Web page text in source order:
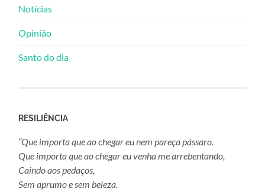
Notícias
Opinião
Santo do dia
RESILIÊNCIA
“Que importa que ao chegar eu nem pareça pássaro.
Que importa que ao chegar eu venha me arrebentando,
Caindo aos pedaços,
Sem aprumo e sem beleza.